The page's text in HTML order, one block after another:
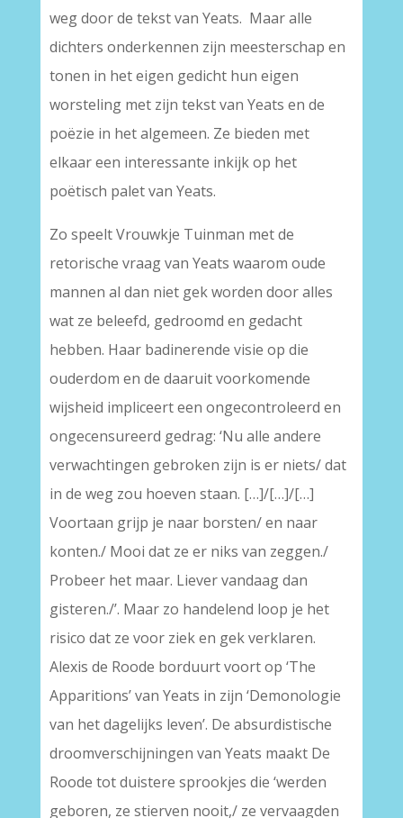
weg door de tekst van Yeats. Maar alle
dichters onderkennen zijn meesterschap en
tonen in het eigen gedicht hun eigen
worsteling met zijn tekst van Yeats en de
poëzie in het algemeen. Ze bieden met
elkaar een interessante inkijk op het
poëtisch palet van Yeats.
Zo speelt Vrouwkje Tuinman met de
retorische vraag van Yeats waarom oude
mannen al dan niet gek worden door alles
wat ze beleefd, gedroomd en gedacht
hebben. Haar badinerende visie op die
ouderdom en de daaruit voorkomende
wijsheid impliceert een ongecontroleerd en
ongecensureerd gedrag: ‘Nu alle andere
verwachtingen gebroken zijn is er niets/ dat
in de weg zou hoeven staan. […]/[…]/[…]
Voortaan grijp je naar borsten/ en naar
konten./ Mooi dat ze er niks van zeggen./
Probeer het maar. Liever vandaag dan
gisteren./’. Maar zo handelend loop je het
risico dat ze voor ziek en gek verklaren.
Alexis de Roode borduurt voort op ‘The
Apparitions’ van Yeats in zijn ‘Demonologie
van het dagelijks leven’. De absurdistische
droomverschijningen van Yeats maakt De
Roode tot duistere sprookjes die ‘werden
geboren, ze stierven nooit,/ ze vervaagden